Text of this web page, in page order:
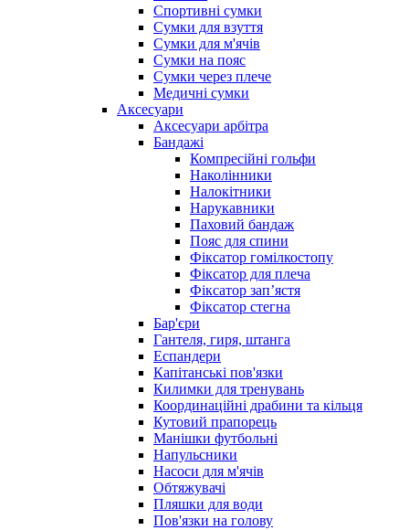
Спортивні сумки
Сумки для взуття
Сумки для м'ячів
Сумки на пояс
Сумки через плече
Медичні сумки
Аксесуари
Аксесуари арбітра
Бандажі
Компресійні гольфи
Наколінники
Налокітники
Нарукавники
Паховий бандаж
Пояс для спини
Фіксатор гомілкостопу
Фіксатор для плеча
Фіксатор запʼястя
Фіксатор стегна
Бар'єри
Гантеля, гиря, штанга
Еспандери
Капітанські пов'язки
Килимки для тренувань
Координаційні драбини та кільця
Кутовий прапорець
Манішки футбольні
Напульсники
Насоси для м'ячів
Обтяжувачі
Пляшки для води
Пов'язки на голову